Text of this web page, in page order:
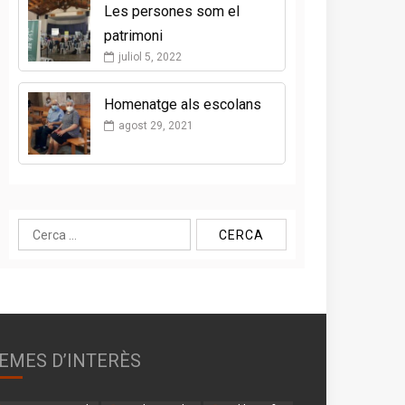
Les persones som el
patrimoni
juliol 5, 2022
Homenatge als escolans
agost 29, 2021
Cerca:
D’INTERÈS